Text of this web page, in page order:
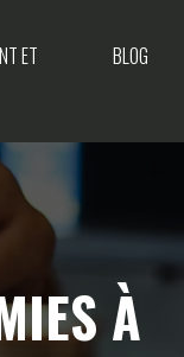
ET
BLOG
À